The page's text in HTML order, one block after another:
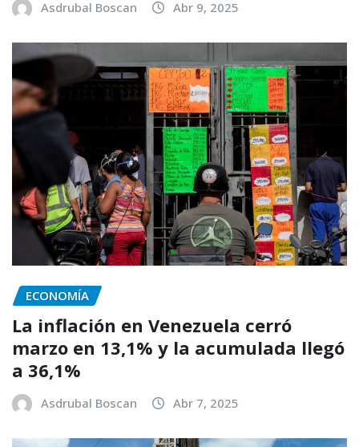
Asdrubal Boscan Abr 9, 2025
ECONOMÍA
La inflación en Venezuela cerró
marzo en 13,1% y la acumulada llegó
a 36,1%
Asdrubal Boscan Abr 7, 2025